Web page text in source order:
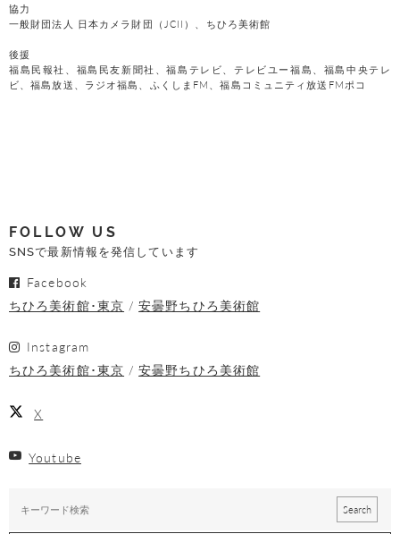
協力
一般財団法人 日本カメラ財団（JCII）、ちひろ美術館
後援
福島民報社、福島民友新聞社、福島テレビ、テレビユー福島、福島中央テレ
ビ、福島放送、ラジオ福島、ふくしまFM、福島コミュニティ放送FMポコ
FOLLOW US
SNSで最新情報を発信しています
Facebook
ちひろ美術館･東京
安曇野ちひろ美術館
Instagram
ちひろ美術館･東京
安曇野ちひろ美術館
X
Youtube